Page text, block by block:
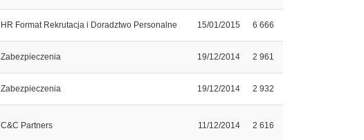
HR Format Rekrutacja i Doradztwo Personalne 15/01/2015 6 666
Zabezpieczenia 19/12/2014 2 961
Zabezpieczenia 19/12/2014 2 932
C&C Partners 11/12/2014 2 616